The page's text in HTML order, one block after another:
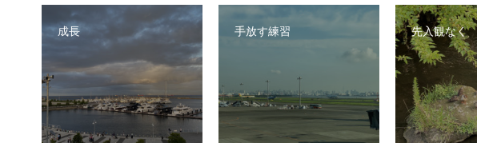
成長 手放す練習 先入観なく